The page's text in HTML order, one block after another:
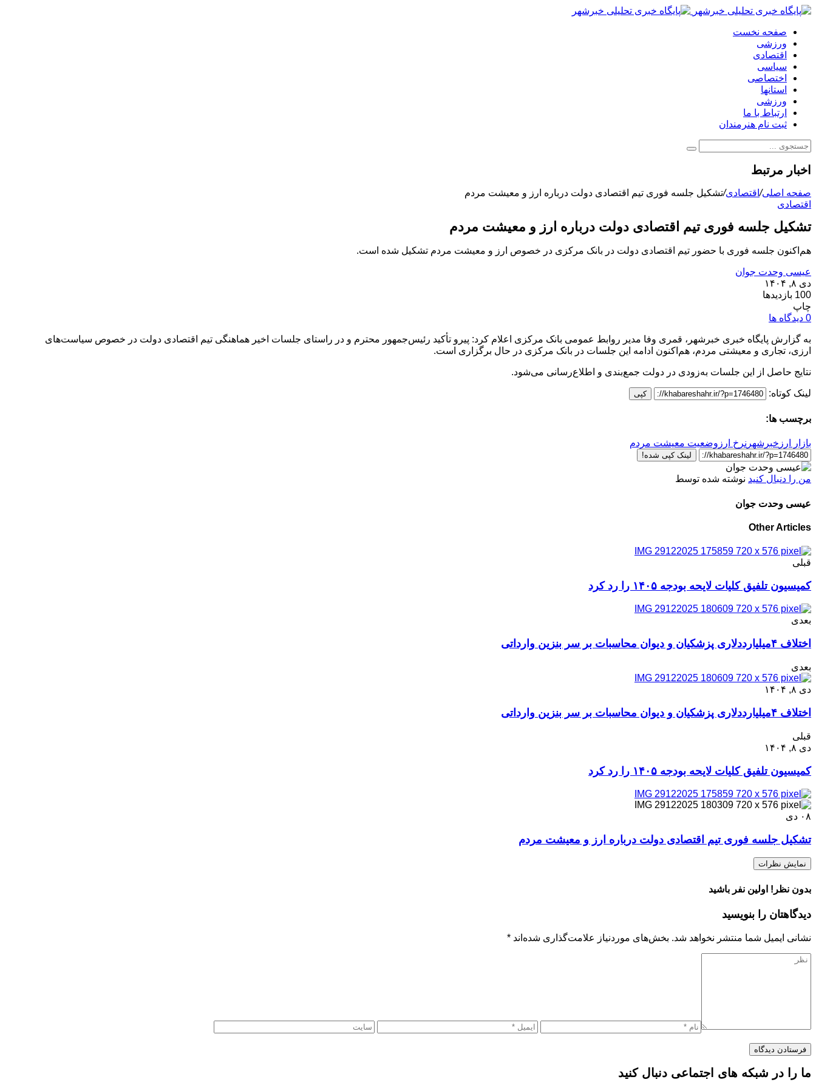
صفحه نخست
ورزشی
اقتصادی
سیاسی
اختصاصی
استانها
ورزشی
ارتباط با ما
ثبت نام هنرمندان
اخبار مرتبط
صفحه اصلی/اقتصادی/تشکیل جلسه فوری تیم اقتصادی دولت درباره ارز و معیشت مردم
اقتصادی
تشکیل جلسه فوری تیم اقتصادی دولت درباره ارز و معیشت مردم
هم‌اکنون جلسه فوری با حضور تیم اقتصادی دولت در بانک مرکزی در خصوص ارز و معیشت مردم تشکیل شده است.
عیسی وحدت جوان
دی ۸, ۱۴۰۴
100 بازدیدها
چاپ
0 دیدگاه ها
به گزارش پایگاه خبری خبرشهر، قمری وفا مدیر روابط عمومی بانک مرکزی اعلام کرد: پیرو تأکید رئیس‌جمهور محترم و در راستای جلسات اخیر هماهنگی تیم اقتصادی دولت در خصوص سیاست‌های
ارزی، تجاری و معیشتی مردم، هم‌اکنون ادامه این جلسات در بانک مرکزی در حال برگزاری است.
نتایج حاصل از این جلسات به‌زودی در دولت جمع‌بندی و اطلاع‌رسانی می‌شود.
لینک کوتاه: کپی
برچسب ها:
بازار ارز خبرشهر نرخ ارز وضعیت معیشت مردم
لینک کپی شده!
من را دنبال کنید نوشته شده توسط
عیسی وحدت جوان
Other Articles
قبلی
کمیسیون تلفیق کلیات لایحه بودجه ۱۴۰۵ را رد کرد
بعدی
اختلاف ۴میلیارددلاری پزشکیان و دیوان محاسبات بر سر بنزین وارداتی
بعدی
دی ۸, ۱۴۰۴
اختلاف ۴میلیارددلاری پزشکیان و دیوان محاسبات بر سر بنزین وارداتی
قبلی
دی ۸, ۱۴۰۴
کمیسیون تلفیق کلیات لایحه بودجه ۱۴۰۵ را رد کرد
۰۸ دی
تشکیل جلسه فوری تیم اقتصادی دولت درباره ارز و معیشت مردم
نمایش نظرات
بدون نظر! اولین نفر باشید
دیدگاهتان را بنویسید
نشانی ایمیل شما منتشر نخواهد شد. بخش‌های موردنیاز علامت‌گذاری شده‌اند *
ما را در شبکه های اجتماعی دنبال کنید